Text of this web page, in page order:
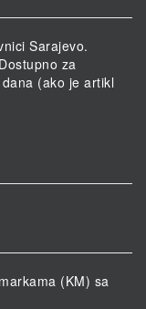
Sarajevo.
za
(ako je artikl
(KM) sa